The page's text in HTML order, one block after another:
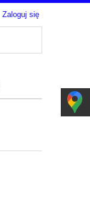
Zaloguj się